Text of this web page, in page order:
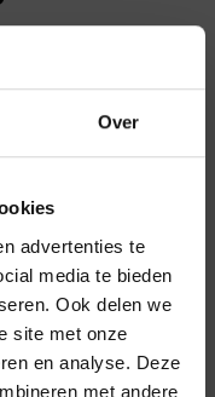
Over
advertenties te
media te bieden
Ook delen we
site met onze
en analyse. Deze
met andere
×